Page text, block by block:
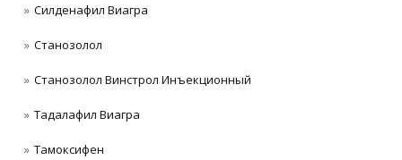
Силденафил Виагра
Станoзолол
Станозолол Винстрол Инъекционный
Тадалафил Виагра
Тамоксифен